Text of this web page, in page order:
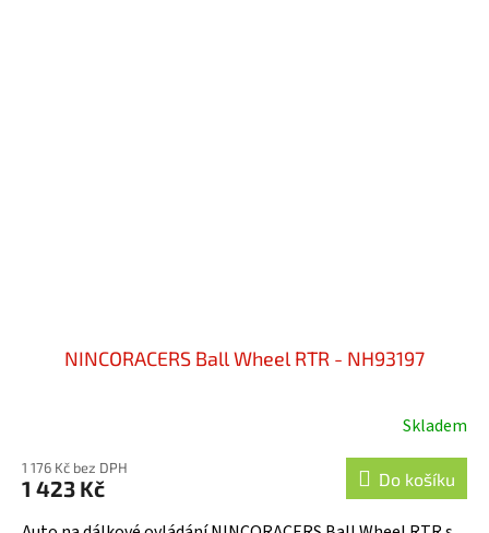
NINCORACERS Ball Wheel RTR - NH93197
Skladem
1 176 Kč bez DPH
1 423 Kč Do košíku